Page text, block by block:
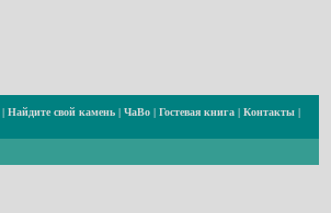
| Найдите свой камень | ЧаВо | Гостевая книга | Контакты |